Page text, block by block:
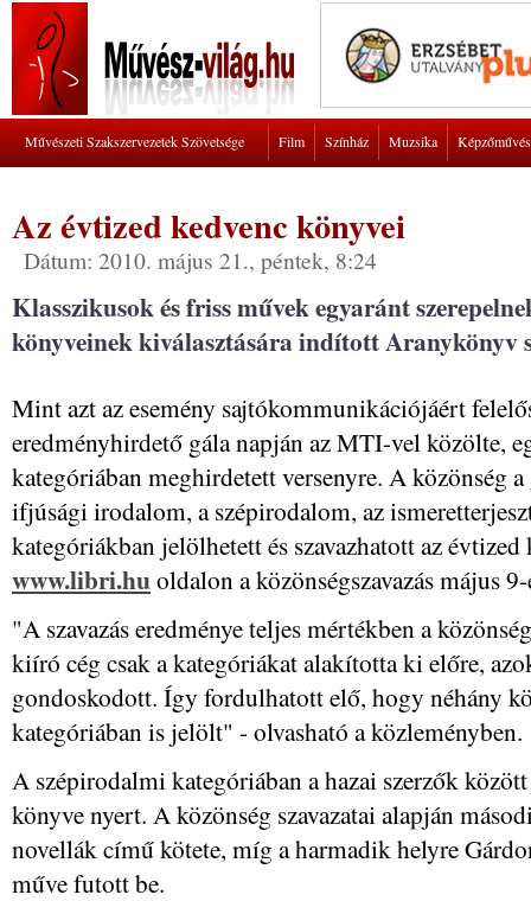
Művészeti Szakszervezetek Szövetsége Film Színház Muzsika
Az évtized kedvenc könyvei
Dátum: 2010. május 21., péntek, 8:24
Klasszikusok és friss művek egyaránt
könyveinek kiválasztására indított Aranykönyv
Mint azt az esemény sajtókommunikációjáért
eredményhirdető gála napján az MTI-vel közölte,
kategóriában meghirdetett versenyre. A közönség
ifjúsági irodalom, a szépirodalom, az
kategóriákban jelölhetett és szavazhatott az
www.libri.huoldalon a közönségszavazás május
"A szavazás eredménye teljes mértékben a
kiíró cég csak a kategóriákat alakította ki előre,
gondoskodott. Így fordulhatott elő, hogy néhány
kategóriában is jelölt" - olvasható a közleményben.
A szépirodalmi kategóriában a hazai szerzők
könyve nyert. A közönség szavazatai alapján
novellák című kötete, míg a harmadik helyre
műve futott be.